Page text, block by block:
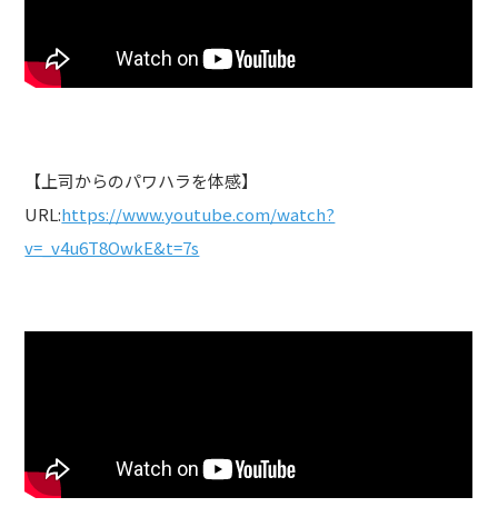
【上司からのパワハラを体感】
URL:https://www.youtube.com/watch?
v=_v4u6T8OwkE&t=7s